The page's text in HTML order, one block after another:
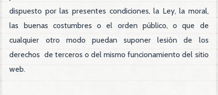
dispuesto por las presentes condiciones, la Ley, la moral,
las buenas costumbres o el orden público, o que de
cualquier otro modo puedan suponer lesión de los
derechos de terceros o del mismo funcionamiento del sitio
web.